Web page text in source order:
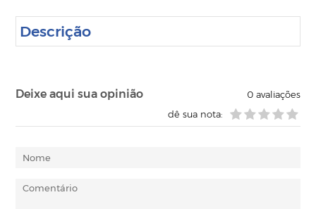
Descrição
Deixe aqui sua opinião 0avaliações
dê sua nota: